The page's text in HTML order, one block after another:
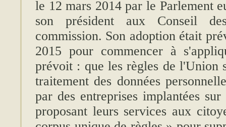
le 12 mars 2014 par le Parlement
son président aux Conseil
commission. Son adoption était
2015 pour commencer à
prévoit : que les règles de l'Union
traitement des données
par des entreprises implantées
proposant leurs services aux